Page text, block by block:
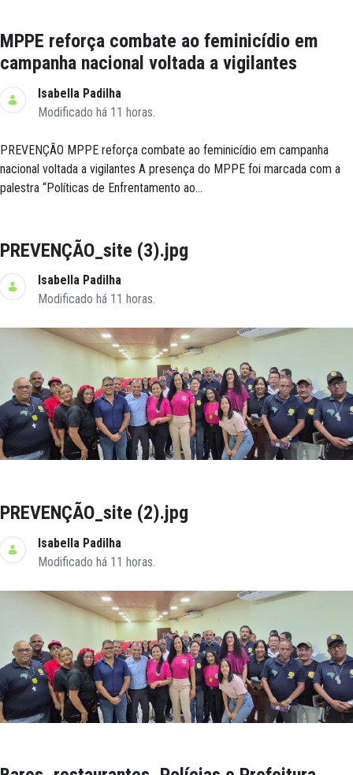
MPPE reforça combate ao feminicídio em
campanha nacional voltada a vigilantes
Isabella Padilha
Modificado há 11 horas.
PREVENÇÃO MPPE reforça combate ao feminicídio em campanha
nacional voltada a vigilantes A presença do MPPE foi marcada com a
palestra “Políticas de Enfrentamento ao...
PREVENÇÃO_site (3).jpg
Isabella Padilha
Modificado há 11 horas.
PREVENÇÃO_site (2).jpg
Isabella Padilha
Modificado há 11 horas.